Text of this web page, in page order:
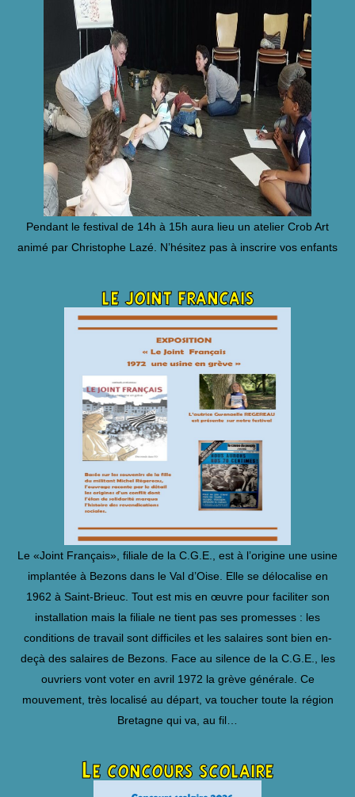
Pendant le festival de 14h à 15h aura lieu un atelier Crob Art
animé par Christophe Lazé. N’hésitez pas à inscrire vos enfants
le joint francais
Le «Joint Français», filiale de la C.G.E., est à l’origine une usine
implantée à Bezons dans le Val d’Oise. Elle se délocalise en
1962 à Saint-Brieuc. Tout est mis en œuvre pour faciliter son
installation mais la filiale ne tient pas ses promesses : les
conditions de travail sont difficiles et les salaires sont bien en-
deçà des salaires de Bezons. Face au silence de la C.G.E., les
ouvriers vont voter en avril 1972 la grève générale. Ce
mouvement, très localisé au départ, va toucher toute la région
Bretagne qui va, au fil…
Le concours scolaire